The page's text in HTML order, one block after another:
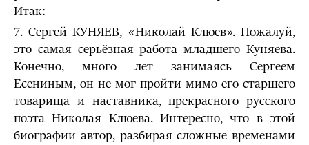
Итак:
7. Сергей КУНЯЕВ, «Николай Клюев». Пожалуй,
это самая серьёзная работа младшего Куняева.
Конечно, много лет занимаясь Сергеем
Есениным, он не мог пройти мимо его старшего
товарища и наставника, прекрасного русского
поэта Николая Клюева. Интересно, что в этой
биографии автор, разбирая сложные временами